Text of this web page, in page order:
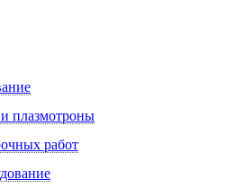
плазмотроны
работ